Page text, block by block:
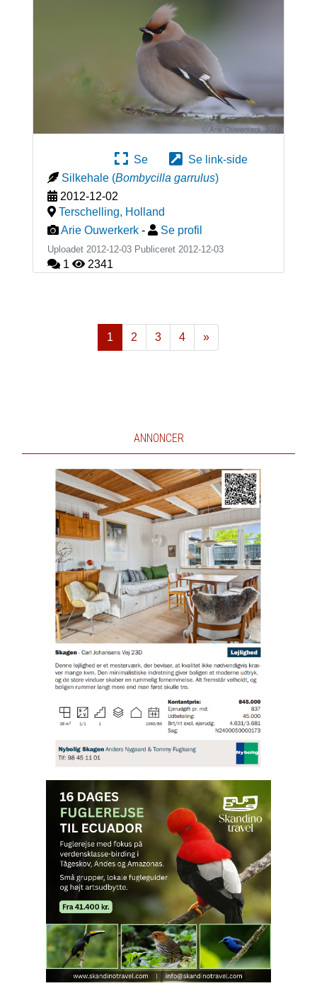
Se
Se link-side
Silkehale (Bombycilla garrulus)
2012-12-02
Terschelling, Holland
Arie Ouwerkerk - Se profil
Uploadet 2012-12-03 Publiceret 2012-12-03
1 2341
1 2 3 4
»
Næste
ANNONCER